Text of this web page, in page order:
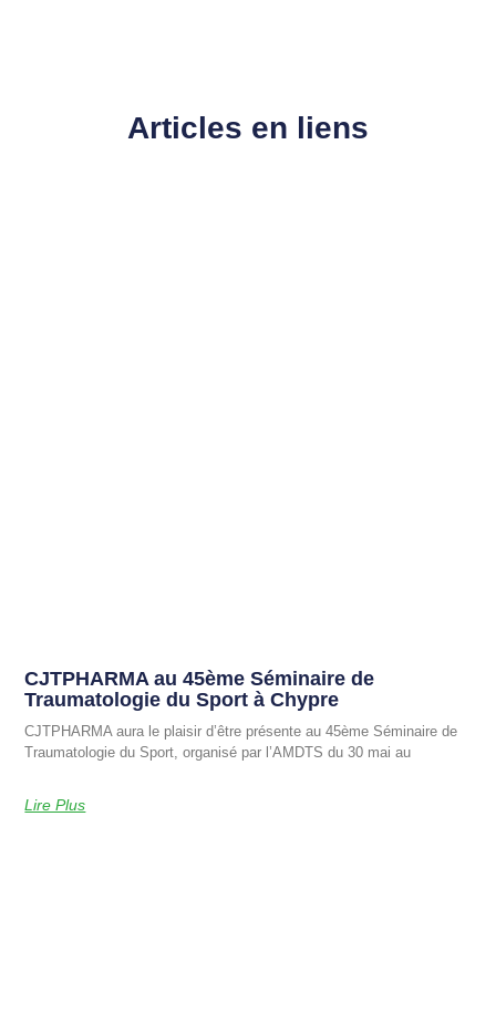
Articles en liens
CJTPHARMA au 45ème Séminaire de
Traumatologie du Sport à Chypre
CJTPHARMA aura le plaisir d’être présente au 45ème Séminaire de
Traumatologie du Sport, organisé par l’AMDTS du 30 mai au
Lire Plus